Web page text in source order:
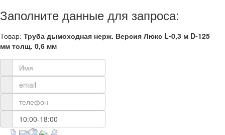
Заполните данные для запроса:
Товар: Труба дымоходная нерж. Версия Люкс L-0,3 м D-125
мм толщ. 0,6 мм